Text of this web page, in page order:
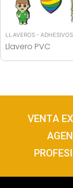
LLAVEROS - ADHESIVOS
Llavero PVC
VENTA